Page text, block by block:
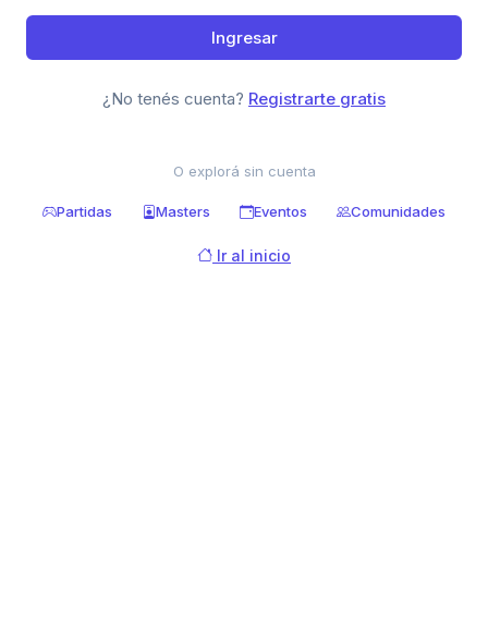
Ingresar
¿No tenés cuenta? Registrarte gratis
O explorá sin cuenta
Partidas Masters Eventos Comunidades
Ir al inicio